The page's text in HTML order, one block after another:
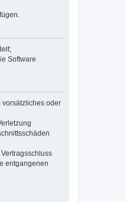
Software
vorsätzliches oder
entgangenen